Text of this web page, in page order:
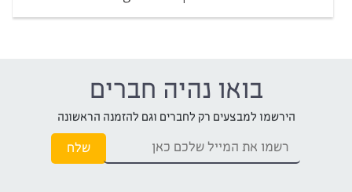
בואו נהיה חברים
הירשמו למבצעים רק לחברים וגם להזמנה הראשונה